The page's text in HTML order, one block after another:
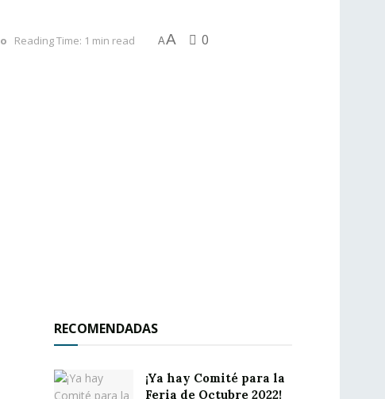
Reading Time: 1 min read AA 0
RECOMENDADAS
¡Ya hay Comité para la
Feria de Octubre 2022!